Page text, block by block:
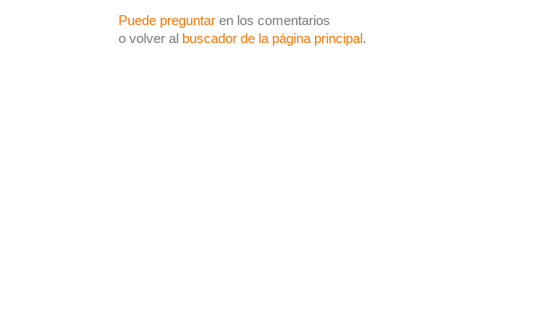
Puede preguntar en los comentarios
o volver al buscador de la página principal.